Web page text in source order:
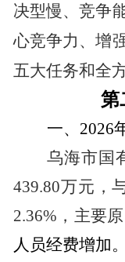
决型慢、竞争
心竞争力、增
五大任务和全
第
一、 2026
乌海市国
439.80万元，
2.36%，主要
人员经费增加